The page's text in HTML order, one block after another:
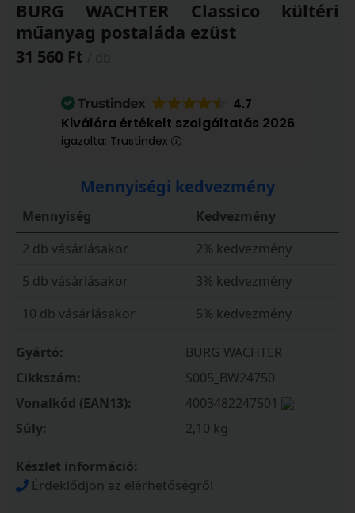
BURG WACHTER Classico kültéri
műanyag postaláda ezüst
31 560 Ft
4.7
Kiválóra értékelt szolgáltatás 2026
igazolta: Trustindex
Mennyiségi kedvezmény
Mennyiség
Kedvezmény
2 db vásárlásakor
2% kedvezmény
5 db vásárlásakor
3% kedvezmény
10 db vásárlásakor
5% kedvezmény
Gyártó:
BURG WACHTER
Cikkszám:
S005_BW24750
Vonalkód (EAN13):
4003482247501
Súly:
2,10 kg
Készlet információ:
Érdeklődjön az elérhetőségről